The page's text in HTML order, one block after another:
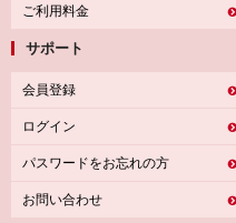
ご利用料金
サポート
会員登録
ログイン
パスワードをお忘れの方
お問い合わせ